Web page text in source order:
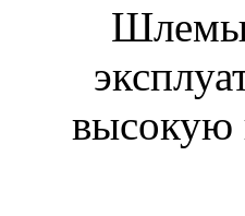
Шлемы
высокую